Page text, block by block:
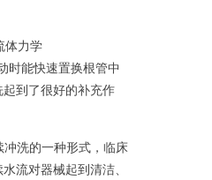
体力学
时能快速置换根管中
到了很好的补充作
洗的一种形式，临床
流对器械起到清洁、